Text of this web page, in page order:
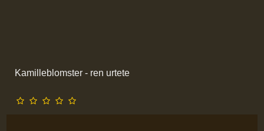
Kamilleblomster - ren urtete